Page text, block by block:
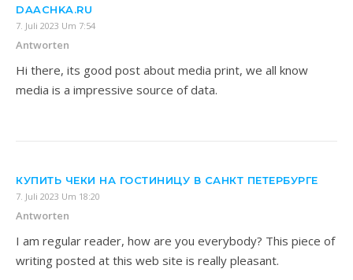
DAACHKA.RU
7. Juli 2023 Um 7:54
Antworten
Hi there, its good post about media print, we all know
media is a impressive source of data.
КУПИТЬ ЧЕКИ НА ГОСТИНИЦУ В САНКТ ПЕТЕРБУРГЕ
7. Juli 2023 Um 18:20
Antworten
I am regular reader, how are you everybody? This piece of
writing posted at this web site is really pleasant.